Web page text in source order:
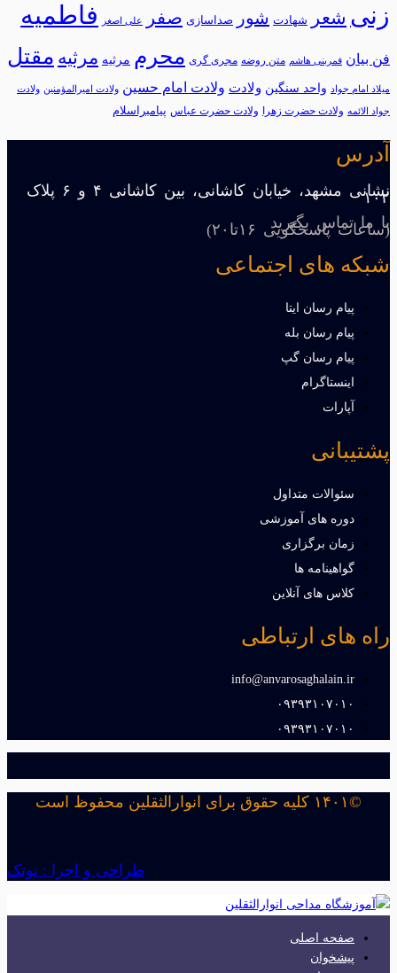
زنی شعر شهادت شور صداسازی صفر علی اصغر فاطمیه
فن بیان قمربنی هاشم متن روضه مجری گری محرم مرثيه مرثیه مقتل
میلاد امام جواد واحد سنگین ولادت ولادت امام حسین ولادت امیرالمؤمنین ولادت
جواد الائمه ولادت حضرت زهرا ولادت حضرت عباس پیامبراسلام
آدرس
نشانی مشهد، خیابان کاشانی، بین کاشانی ۴ و ۶ پلاک
۱۰۲
با ما تماس بگیرید
(ساعات پاسخگویی ۱۶تا۲۰)
شبکه های اجتماعی
پیام رسان ایتا
پیام رسان بله
پیام رسان گپ
اینستاگرام
آپارات
پشتیبانی
سئوالات متداول
دوره های آموزشی
زمان برگزاری
گواهینامه ها
کلاس های آنلاین
راه های ارتباطی
info@anvarosaghalain.ir​
۰۹۳۹۳۱۰۷۰۱۰​
۰۹۳۹۳۱۰۷۰۱۰​
©۱۴۰۱ کلیه حقوق برای انوارالثقلین محفوظ است
طراحی و اجرا : نوتک
صفحه اصلی
پیشخوان